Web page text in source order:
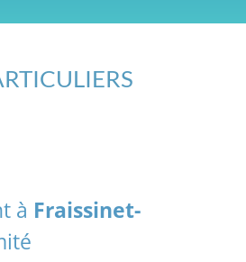
à Fraissinet-